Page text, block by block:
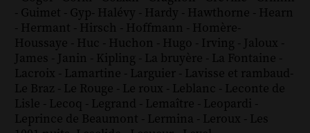
- Guimet - Gyp- Halévy - Hardy - Hawthorne - Hearn
- Hermant - Hirsch - Hoffmann - Homère-
Houssaye - Huc - Huchon - Hugo - Irving - Jaloux -
James - Janin - Kipling - La bruyère - La Fontaine -
Lacroix - Lamartine - Larguier - Lavisse et rambaud-
Le Braz - Le Rouge - Le roux - Leblanc - Leconte de
Lisle - Lecoq - Legrand - Lemaître - Leopardi -
Leprince de Beaumont - Lermina - Leroux - Les